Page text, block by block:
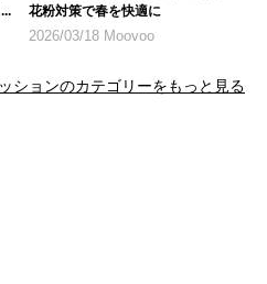
花粉対策で春を快適に
2026/03/18 Moovoo
ションのカテゴリーをもっと見る